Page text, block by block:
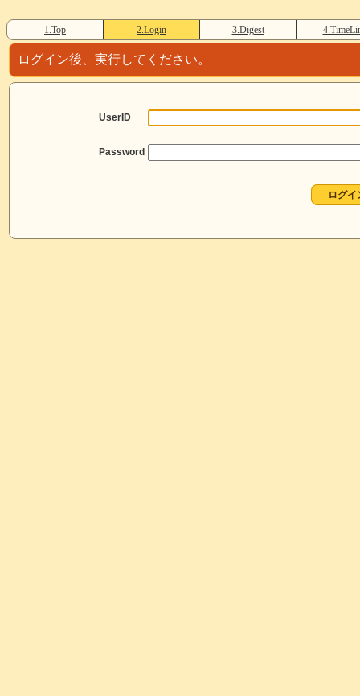
1.Top 2.Login 3.Digest
ログイン後、実行してください。
UserID
Password
ログ